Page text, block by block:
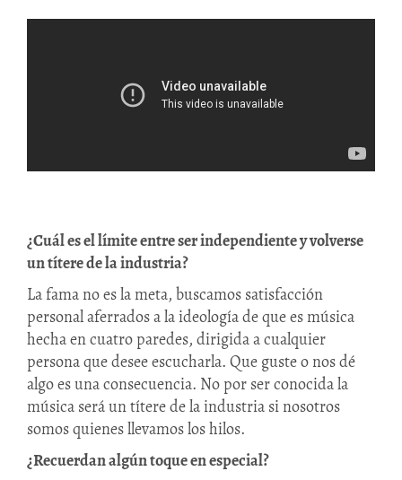
¿Cuál es el límite entre ser independiente y volverse
un títere de la industria?
La fama no es la meta, buscamos satisfacción
personal aferrados a la ideología de que es música
hecha en cuatro paredes, dirigida a cualquier
persona que desee escucharla. Que guste o nos dé
algo es una consecuencia. No por ser conocida la
música será un títere de la industria si nosotros
somos quienes llevamos los hilos.
¿Recuerdan algún toque en especial?